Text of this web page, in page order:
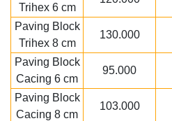
Trihex 6 cm
Paving Block
Trihex 8 cm
130.000
Paving Block
Cacing 6 cm
95.000
Paving Block
Cacing 8 cm
103.000